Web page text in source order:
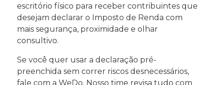
escritório físico para receber contribuintes que
desejam declarar o Imposto de Renda com
mais segurança, proximidade e olhar
consultivo.
Se você quer usar a declaração pré-
preenchida sem correr riscos desnecessários,
fale com a WeDo. Nosso time revisa tudo com